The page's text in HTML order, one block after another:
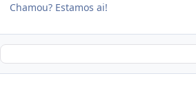
Chamou? Estamos ai!